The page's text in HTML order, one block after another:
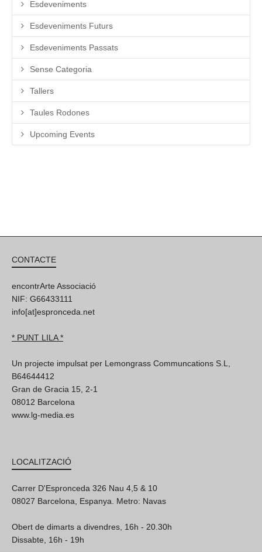
Esdeveniments
Esdeveniments Futurs
Esdeveniments Passats
Sense Categoria
Tallers
Taules Rodones
Upcoming Events
CONTACTE
encontrArte Associació
NIF: G66433111
info[at]espronceda.net
* PUNT LILA *
Un projecte impulsat per Lemongrass Communcations S.L,
B64644412
Gran de Gracia 15, 2-1
08012 Barcelona
www.lg-media.es
LOCALITZACIÓ
Carrer D'Espronceda 326 Nau 4,5 & 10
08027 Barcelona, Espanya. Metro: Navas
Obert de dimarts a divendres, 16h - 20.30h
Dissabte, 16h - 19h